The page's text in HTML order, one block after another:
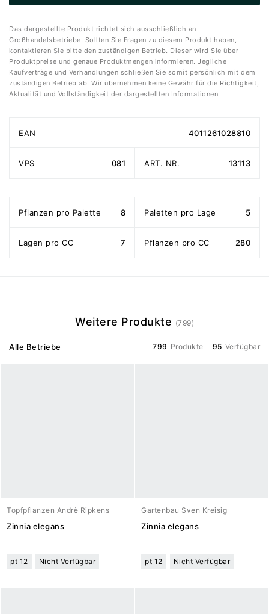
Das dargestellte Produkt richtet sich ausschließlich an
Großhandelsbetriebe. Sollten Sie Fragen zu diesem Produkt haben,
kontaktieren Sie bitte den zuständigen Betrieb. Dieser wird Sie über
Produktpreise und genaue Produktmengen informieren. Jegliche
Kaufverträge und Verhandlungen schließen Sie somit persönlich mit dem
zuständigen Betrieb ab. Wir übernehmen keine Gewähr für die Richtigkeit,
Aktualität und Vollständigkeit der dargestellten Informationen.
EAN 4011261028810
VPS 081 ART. NR. 13113
Pflanzen pro Palette 8 Paletten pro Lage 5
Lagen pro CC 7 Pflanzen pro CC 280
Weitere Produkte (799)
Alle Betriebe 799 Produkte 95 Verfügbar
Topfpflanzen Andrè Ripkens
Zinnia elegans
pt 12 Nicht Verfügbar
Gartenbau Sven Kreisig
Zinnia elegans
pt 12 Nicht Verfügbar